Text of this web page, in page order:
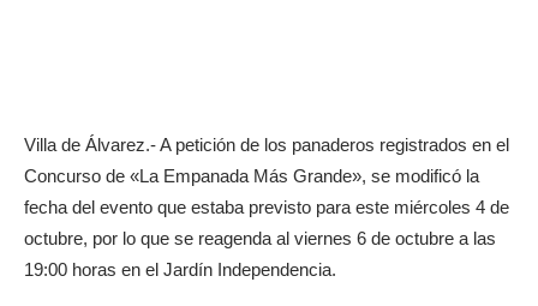
Villa de Álvarez.- A petición de los panaderos registrados en el
Concurso de «La Empanada Más Grande», se modificó la
fecha del evento que estaba previsto para este miércoles 4 de
octubre, por lo que se reagenda al viernes 6 de octubre a las
19:00 horas en el Jardín Independencia.